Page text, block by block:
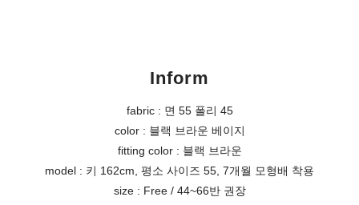
Inform
fabric : 면 55 폴리 45
color : 블랙 브라운 베이지
fitting color : 블랙 브라운
model : 키 162cm, 평소 사이즈 55, 7개월 모형배 착용
size : Free / 44~66반 권장